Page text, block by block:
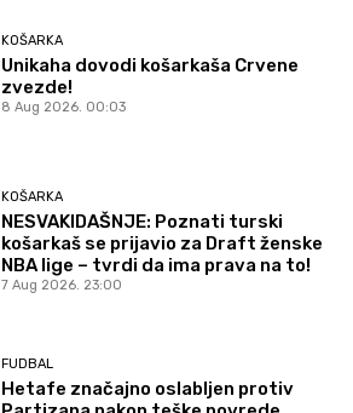
KOŠARKA
Unikaha dovodi košarkaša Crvene
zvezde!
8 Aug 2026. 00:03
KOŠARKA
NESVAKIDAŠNJE: Poznati turski
košarkaš se prijavio za Draft ženske
NBA lige – tvrdi da ima prava na to!
7 Aug 2026. 23:00
FUDBAL
Hetafe značajno oslabljen protiv